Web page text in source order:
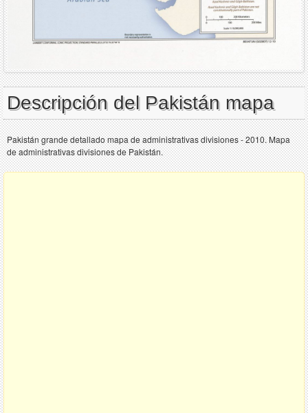
Descripción del Pakistán mapa
Pakistán grande detallado mapa de administrativas divisiones - 2010. Mapa
de administrativas divisiones de Pakistán.